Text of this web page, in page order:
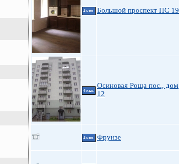
4 ккв. Большой проспект ПС 19
4 ккв.
Осиновая Роща пос., дом
12
4 ккв. Фрунзе